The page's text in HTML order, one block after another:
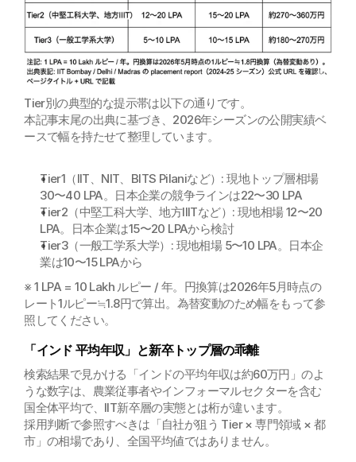
Tier別の典型的な提示帯は以下の通りです。
本記事末尾の出典に基づき、2026年シーズンの公開実績ベ
ースで幅を持たせて整理しています。
Tier1（IIT、NIT、BITS Pilaniなど）: 現地トップ層相場
30〜40 LPA。日本企業の競争ラインは22〜30 LPA
Tier2（中堅工科大学、地方IIITなど）: 現地相場 12〜20
LPA。日本企業は15〜20 LPAから検討
Tier3（一般工学系大学）: 現地相場 5〜10 LPA。日本企
業は10〜15 LPAから
※ 1 LPA = 10 Lakh ルピー / 年。円換算は2026年5月時点の
レート1ルピー≒1.8円で算出。為替変動のため幅をもって参
照してください。
「インド 平均年収」と新卒トップ層の乖離
検索結果で見かける「インドの平均年収は約60万円」のよ
うな数字は、農業従事者やインフォーマルセクターを含む
国全体平均で、IIT新卒層の実態とは桁が違います。
採用判断で参照すべきは「自社が狙う Tier × 専門領域 × 都
市」の相場であり、全国平均値ではありません。